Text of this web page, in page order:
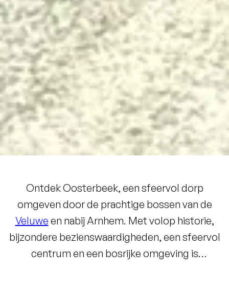
Ontdek Oosterbeek, een sfeervol dorp
omgeven door de prachtige bossen van de
Veluwe en nabij Arnhem. Met volop historie,
bijzondere bezienswaardigheden, een sfeervol
centrum en een bosrijke omgeving is